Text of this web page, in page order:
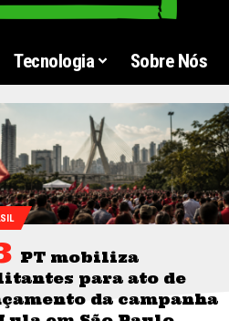
Tecnologia Sobre Nós
PT mobiliza
para ato de
da campanha